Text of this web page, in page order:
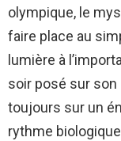
olympique, le
faire place au
lumière à
soir posé sur son
toujours sur un
rythme